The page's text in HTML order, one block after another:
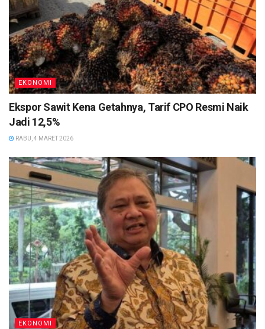
EKONOMI
Ekspor Sawit Kena Getahnya, Tarif CPO Resmi Naik
Jadi 12,5%
RABU, 4 MARET 2026
EKONOMI